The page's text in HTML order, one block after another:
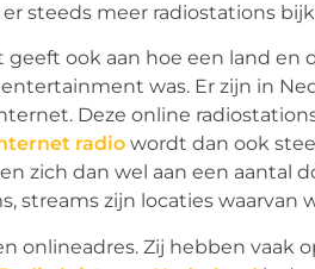
steeds meer radiostations
ook aan hoe een land en
was. Er zijn in
Deze online
radio wordt dan ook
zich dan wel aan een aantal
streams zijn locaties waarvan
onlineadres. Zij hebben vaak